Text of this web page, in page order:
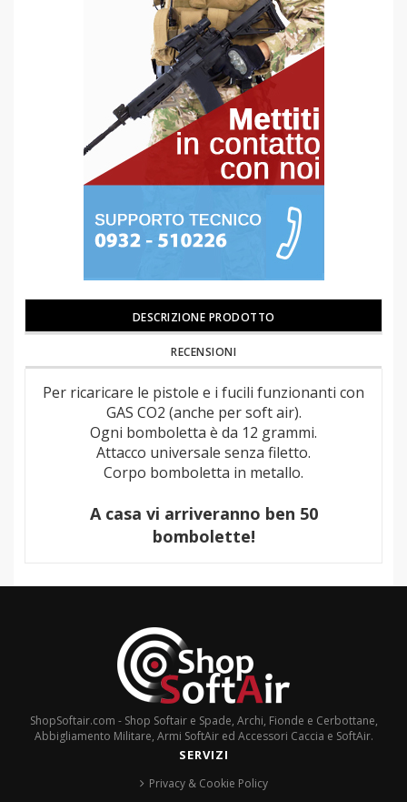
DESCRIZIONE PRODOTTO
RECENSIONI
Per ricaricare le pistole e i fucili funzionanti con
GAS CO2 (anche per soft air).
Ogni bomboletta è da 12 grammi.
Attacco universale senza filetto.
Corpo bomboletta in metallo.
A casa vi arriveranno ben 50
bombolette!
ShopSoftair.com - Shop Softair e Spade, Archi, Fionde e Cerbottane,
Abbigliamento Militare, Armi SoftAir ed Accessori Caccia e SoftAir.
SERVIZI
Privacy & Cookie Policy